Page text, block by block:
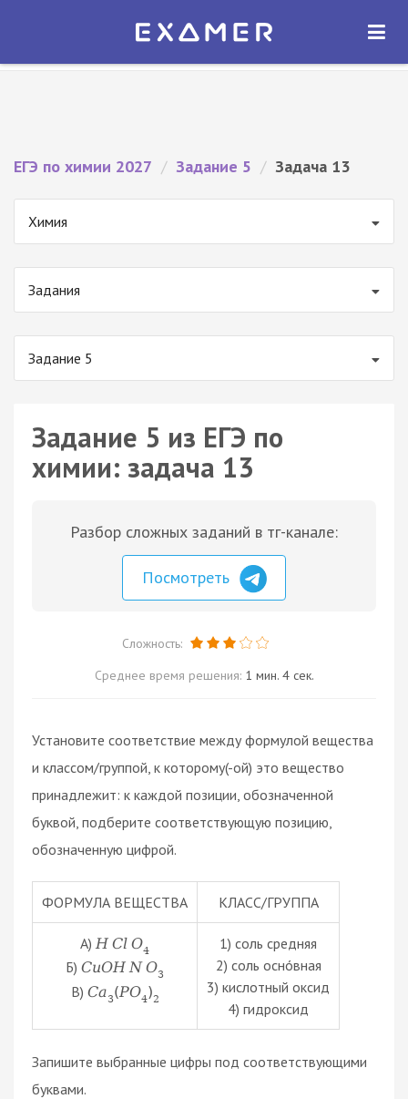
Экзамер — ЕГЭ 2027
ОТКРЫТЬ
ЕГЭ по химии 2027 / Задание 5 / Задача 13
Химия
Задания
Задание 5
Задание 5 из ЕГЭ по
химии: задача 13
Разбор сложных заданий в тг-канале:
Посмотреть
Сложность:
Среднее время решения: 1 мин. 4 сек.
Установите соответствие между формулой вещества
и классом/группой, к которому(-ой) это вещество
принадлежит: к каждой позиции, обозначенной
буквой, подберите соответствующую позицию,
обозначенную цифрой.
ФОРМУЛА ВЕЩЕСТВА КЛАСС/ГРУППА
А) H Cl O4
Б)CuOH N O3
В) Ca3(PO4)2
1) соль средняя
2) соль оснóвная
3) кислотный оксид
4) гидроксид
Запишите выбранные цифры под соответствующими
буквами.